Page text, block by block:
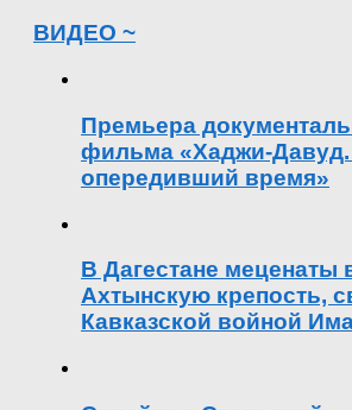
ВИДЕО ~
Премьера
фильма «Хаджи-
опередивший время»
В Дагестане меценаты
Ахтынскую крепость,
Кавказской войной